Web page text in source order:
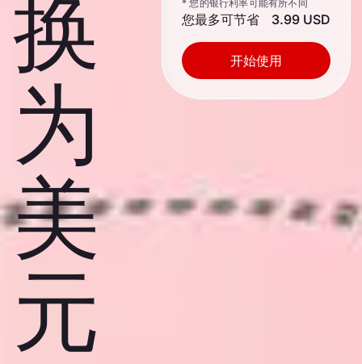
换
为
美
元
* 您的银行利率可能有所不同
您最多可节省 3.99 USD
开始使用